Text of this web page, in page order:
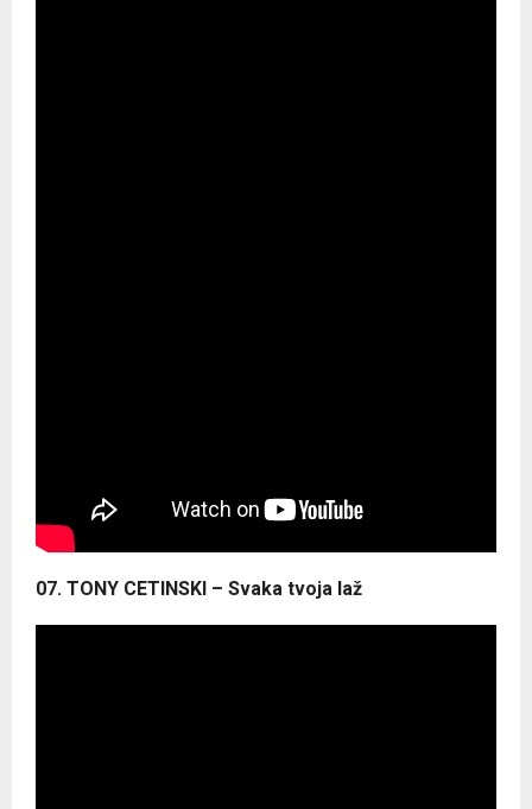
07. TONY CETINSKI – Svaka tvoja laž